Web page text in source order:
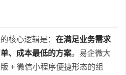
核心逻辑是： 在满足业务需求
、成本最低的方案。易企微大
+ 微信小程序便捷形态的组